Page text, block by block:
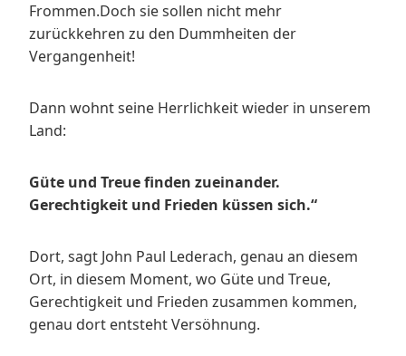
Frommen.Doch sie sollen nicht mehr
zurückkehren zu den Dummheiten der
Vergangenheit!
Dann wohnt seine Herrlichkeit wieder in unserem
Land:
Güte und Treue finden zueinander.
Gerechtigkeit und Frieden küssen sich.“
Dort, sagt John Paul Lederach, genau an diesem
Ort, in diesem Moment, wo Güte und Treue,
Gerechtigkeit und Frieden zusammen kommen,
genau dort entsteht Versöhnung.